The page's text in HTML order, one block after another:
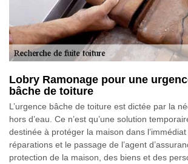
Lobry Ramonage pour une
bâche de toiture
L’urgence bâche de toiture est dictée par la
hors d’eau. Ce n’est qu’une solution
destinée à protéger la maison dans
réparations et le passage de l’agent
protection de la maison, des biens et des